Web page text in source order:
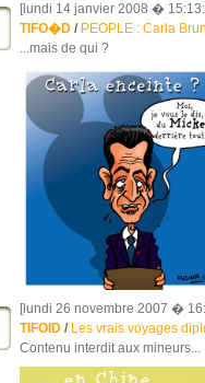
[lundi 14 janvier 2008 �
TIFO�D/ PEOPLE : Carla
...mais de qui ?
[lundi 26 novembre 2007 �
TIFOID/ Les vrais voyages
Contenu interdit aux mineurs...